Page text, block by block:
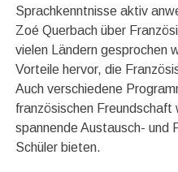
Sprachkenntnisse aktiv
Zoé Querbach über
vielen Ländern gesprochen
Vorteile hervor, die
Auch verschiedene
französischen
spannende Austausch- und
Schüler bieten.